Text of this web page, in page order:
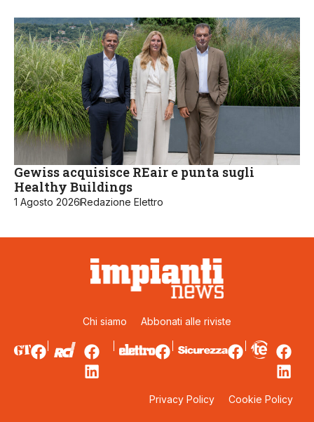
Gewiss acquisisce REair e punta sugli
Healthy Buildings
1 Agosto 2026Redazione Elettro
Chi siamo Abbonati alle riviste
Privacy Policy Cookie Policy